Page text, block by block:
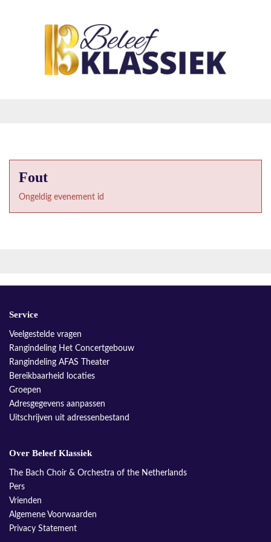
Fout
Ongeldig evenement id
Service
Veelgestelde vragen
Rangindeling Het Concertgebouw
Rangindeling AFAS Theater
Bereikbaarheid locaties
Groepen
Adresgegevens aanpassen
Uitschrijven uit adressenbestand
Over Beleef Klassiek
The Bach Choir & Orchestra of the Netherlands
Pers
Vrienden
Algemene Voorwaarden
Privacy Statement